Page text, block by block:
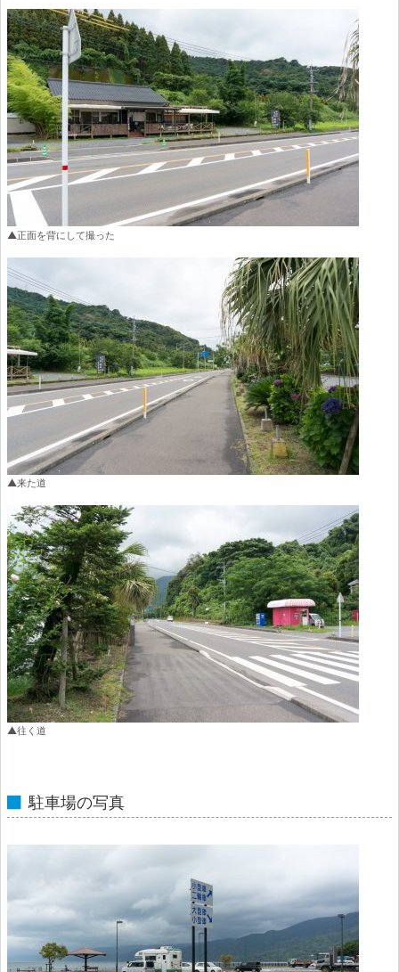
▲正面を背にして撮った
▲来た道
▲往く道
駐車場の写真